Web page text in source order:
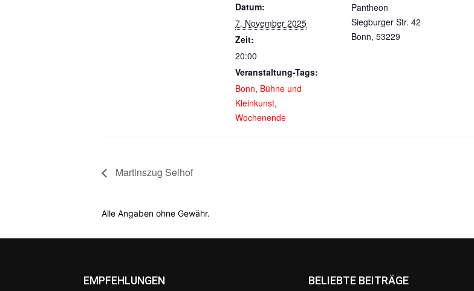
Datum:
7. November 2025
Zeit:
20:00
Veranstaltung-Tags:
Bonn, Bühne und
Kleinkunst,
Wochenende
Pantheon
Siegburger Str. 42
Bonn, 53229
Martinszug Selhof
Alle Angaben ohne Gewähr.
EMPFEHLUNGEN BELIEBTE BEITRÄGE